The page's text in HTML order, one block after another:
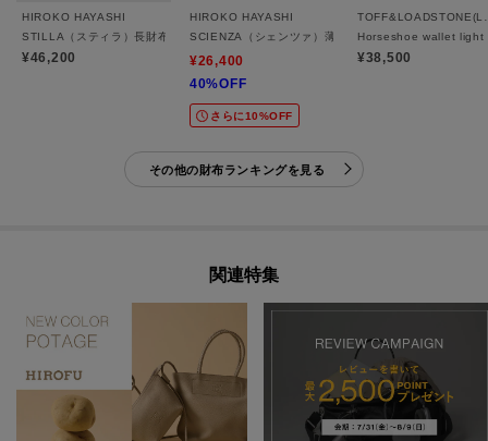
HIROKO HAYASHI
STILLA（スティラ）長財布
¥46,200
HIROKO HAYASHI
SCIENZA（シェンツァ）薄型長財布
¥26,400
40%OFF
さらに10%OFF
Horseshoe wallet light
¥38,500
その他の財布ランキングを見る
関連特集